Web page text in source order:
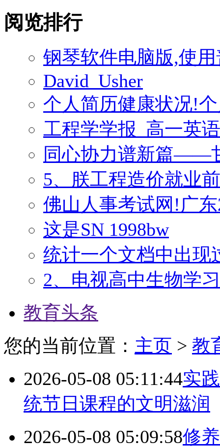
阅览排行
钢琴软件电脑版,使
David_Usher
个人简历健康状况!
工程学学报_高一英
同心协力谱新篇——
5、朕工程造价就业
佛山人事考试网!广东
这是SN 1998bw
统计一个文档中出现
2、电视高中生物学
教育头条
您的当前位置： 主页 > 教
2026-05-08 05:11:44实
统节日课程的文明滋润
2026-05-08 05:09:58修